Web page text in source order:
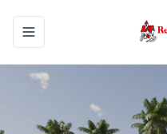
Toggle navigation menu